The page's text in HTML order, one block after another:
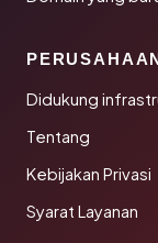
Didukung
Tentang
Kebijakan Privasi
Syarat Layanan